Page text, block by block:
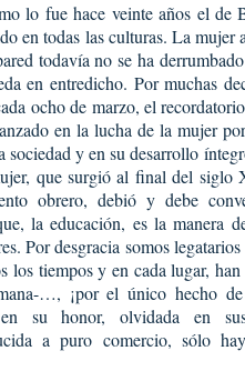
lo fue hace veinte años el de
en todas las culturas. La mujer
todavía no se ha
en entredicho. Por muchas
ocho de marzo, el
en la lucha de la mujer
y en su desarrollo
que surgió al final del siglo
obrero, debió y debe
la educación, es la manera
Por desgracia somos
los tiempos y en cada lugar,
…, ¡por el único hecho
su honor, olvidada en sus
a puro comercio, sólo